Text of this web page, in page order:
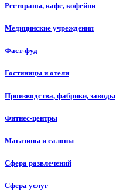
Рестораны, кафе, кофейни
Медицинские учреждения
Фаст-фуд
Гостиницы и отели
Производства, фабрики, заводы
Фитнес-центры
Магазины и салоны
Сфера развлечений
Сфера услуг